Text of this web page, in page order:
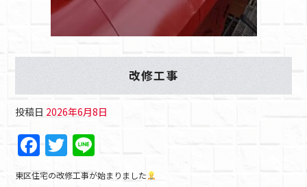
改修工事
投稿日 2026年6月8日
F
a
T
w n
東区住宅の改修工事が始まりました